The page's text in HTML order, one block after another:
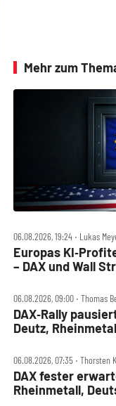
Mehr zum
06.08.2026, 19:24 ‧ Lukas
Europas
– DAX und Wall
06.08.2026, 09:00 ‧ Thomas
DAX‑Rally
Deutz,
Check
06.08.2026, 07:35 ‧ Thorsten
DAX fester
Rheinmetall,